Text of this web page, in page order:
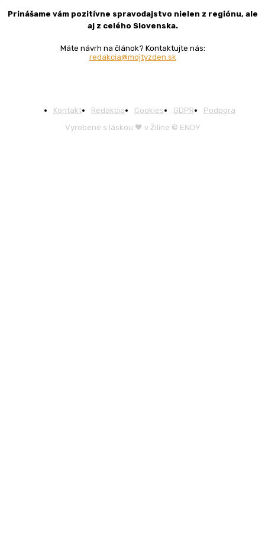
Prinášame vám pozitívne spravodajstvo nielen z regiónu, ale
aj z celého Slovenska.
Máte návrh na článok? Kontaktujte nás:
redakcia@mojtyzden.sk
Kontakt Redakcia Cookies GDPR
Podpora
Vyrobené s láskou 🖤 v Žiline © ENDY